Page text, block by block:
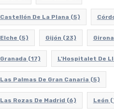
Castellón De La Plana (5)
Elche (5) Gijón (23) Girona
Granada (17) L'Hospitalet De
Las Palmas De Gran Canaria (5)
Las Rozas De Madrid (6) León